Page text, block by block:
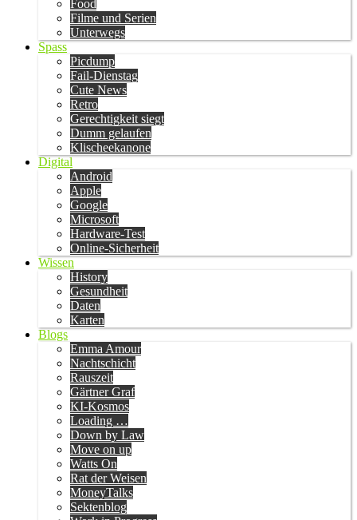
Food
Filme und Serien
Unterwegs
Spass
Picdump
Fail-Dienstag
Cute News
Retro
Gerechtigkeit siegt
Dumm gelaufen
Klischeekanone
Digital
Android
Apple
Google
Microsoft
Hardware-Test
Online-Sicherheit
Wissen
History
Gesundheit
Daten
Karten
Blogs
Emma Amour
Nachtschicht
Rauszeit
Gärtner Graf
KI-Kosmos
Loading …
Down by Law
Move on up
Watts On
Rat der Weisen
MoneyTalks
Sektenblog